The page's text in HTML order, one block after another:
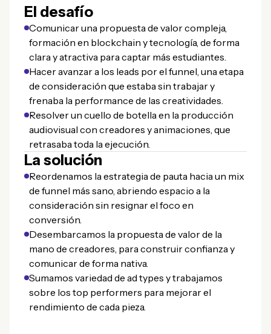
El desafío
Comunicar una propuesta de valor compleja,
formación en blockchain y tecnología, de forma
clara y atractiva para captar más estudiantes.
Hacer avanzar a los leads por el funnel, una etapa
de consideración que estaba sin trabajar y
frenaba la performance de las creatividades.
Resolver un cuello de botella en la producción
audiovisual con creadores y animaciones, que
retrasaba toda la ejecución.
La solución
Reordenamos la estrategia de pauta hacia un mix
de funnel más sano, abriendo espacio a la
consideración sin resignar el foco en
conversión.
Desembarcamos la propuesta de valor de la
mano de creadores, para construir confianza y
comunicar de forma nativa.
Sumamos variedad de ad types y trabajamos
sobre los top performers para mejorar el
rendimiento de cada pieza.